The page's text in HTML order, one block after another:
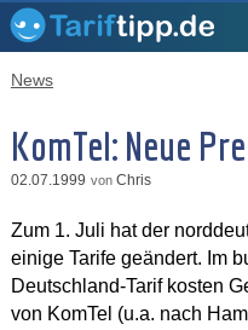
News
KomTel: Neue
02.07.1999 von Chris
Zum 1. Juli hat der
einige Tarife geändert. Im
Deutschland-Tarif kosten
von KomTel (u.a. nach